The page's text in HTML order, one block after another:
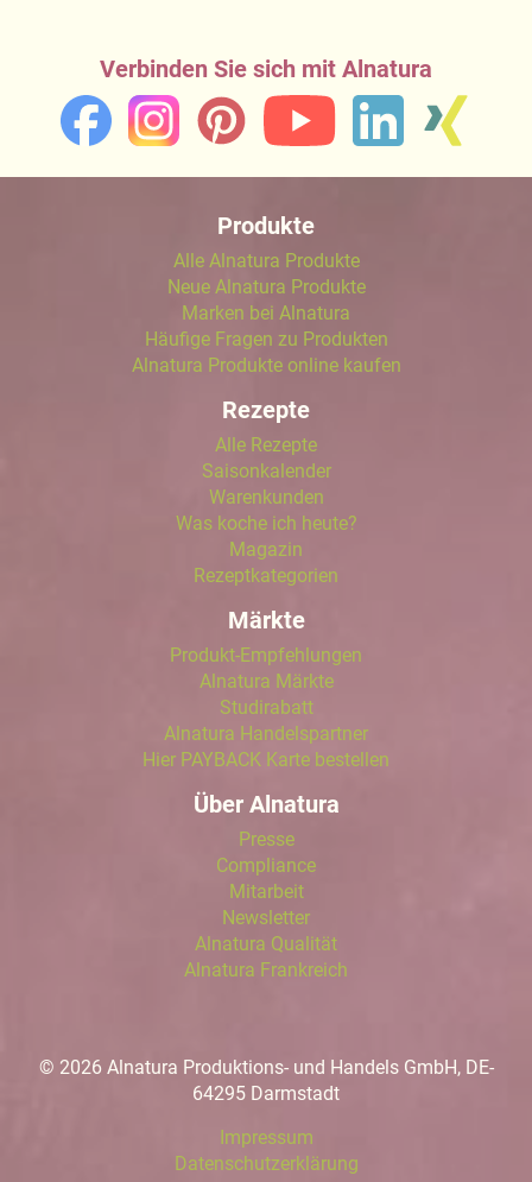
Verbinden Sie sich mit Alnatura
Produkte
Alle Alnatura Produkte
Neue Alnatura Produkte
Marken bei Alnatura
Häufige Fragen zu Produkten
Alnatura Produkte online kaufen
Rezepte
Alle Rezepte
Saisonkalender
Warenkunden
Was koche ich heute?
Magazin
Rezeptkategorien
Märkte
Produkt-Empfehlungen
Alnatura Märkte
Studirabatt
Alnatura Handelspartner
Hier PAYBACK Karte bestellen
Über Alnatura
Presse
Compliance
Mitarbeit
Newsletter
Alnatura Qualität
Alnatura Frankreich
© 2026 Alnatura Produktions- und Handels GmbH, DE-
64295 Darmstadt
Impressum
Datenschutzerklärung